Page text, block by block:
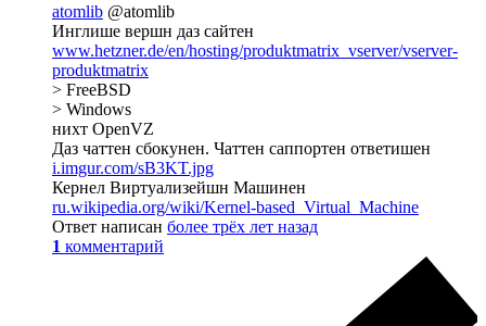
atomlib @atomlib
Инглише вершн даз сайтен
www.hetzner.de/en/hosting/produktmatrix_vserver/vserver-
produktmatrix
> FreeBSD
> Windows
нихт OpenVZ
Даз чаттен сбокунен. Чаттен саппортен ответишен
i.imgur.com/sB3KT.jpg
Кернел Виртуализейшн Машинен
ru.wikipedia.org/wiki/Kernel-based_Virtual_Machine
Ответ написан более трёх лет назад
1 комментарий